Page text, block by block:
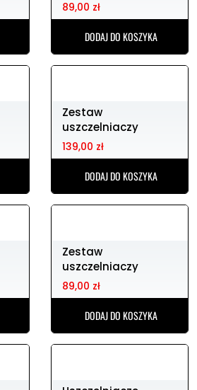
02-17
89,00 zł
DODAJ DO KOSZYKA
silnikowych KTM
sxf450 07-12
139,00 zł
DODAJ DO KOSZYKA